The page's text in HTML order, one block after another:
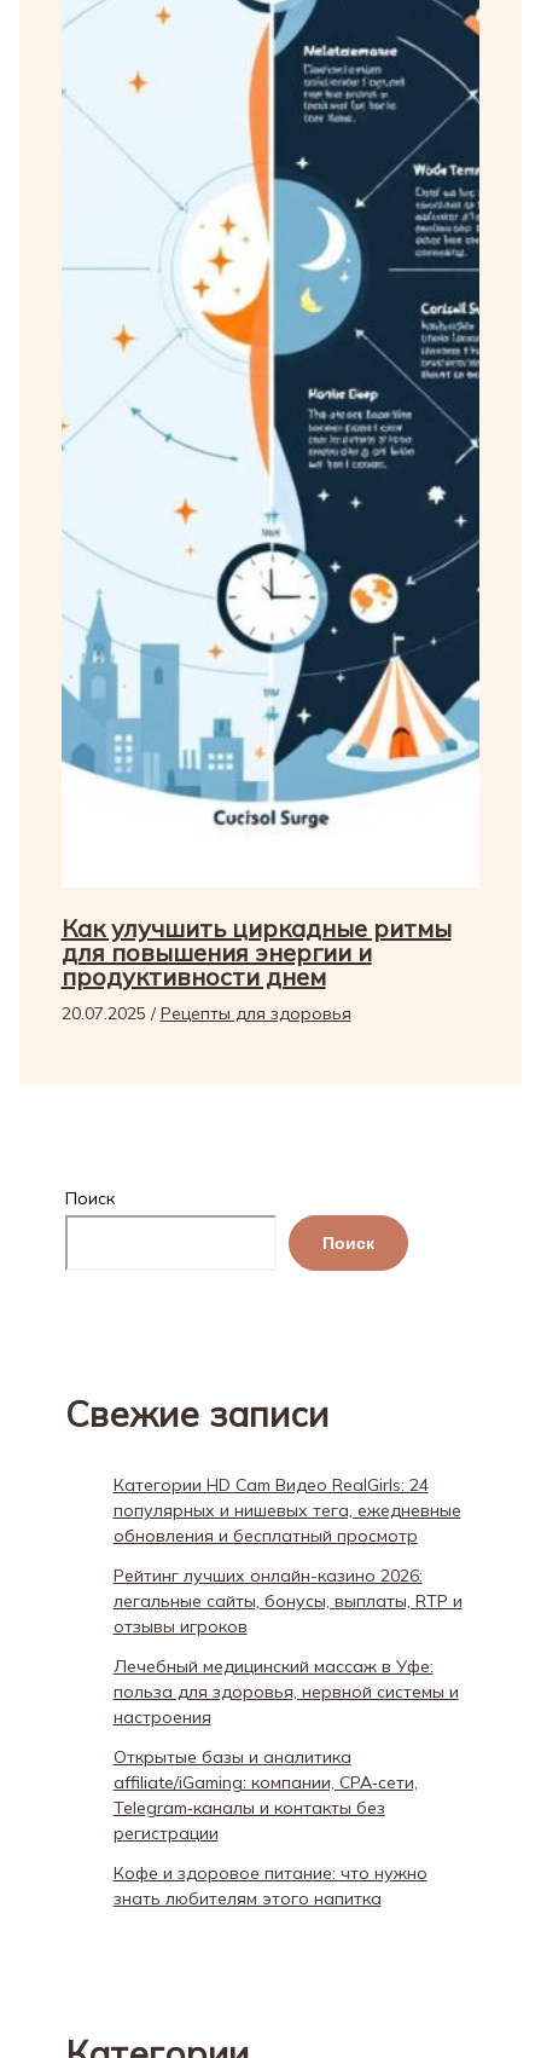
Как улучшить циркадные ритмы
для повышения энергии и
продуктивности днем
20.07.2025 /Рецепты для здоровья
Поиск
Поиск
Свежие записи
Категории HD Cam Видео RealGirls: 24
популярных и нишевых тега, ежедневные
обновления и бесплатный просмотр
Рейтинг лучших онлайн-казино 2026:
легальные сайты, бонусы, выплаты, RTP и
отзывы игроков
Лечебный медицинский массаж в Уфе:
польза для здоровья, нервной системы и
настроения
Открытые базы и аналитика
affiliate/iGaming: компании, CPA‑сети,
Telegram‑каналы и контакты без
регистрации
Кофе и здоровое питание: что нужно
знать любителям этого напитка